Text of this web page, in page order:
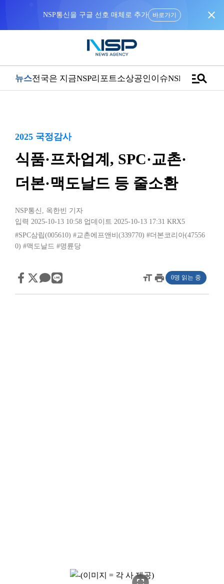
NSP통신을 구글 선호 매체로 추가 바로가기 close
뉴스전국은 지금NSP리포트소상공인이슈NSPTVmanage_search
2025 국정감사
식품·프차업계, SPC·교촌·
더본·맥도날드 등 줄소환
NSP통신 , 옥한빈 기자
입력 2025-10-13 10:58 업데이트 2025-10-13 17:31 KRX5
#SPC삼립(005610) #교촌에프앤비(339770) #더본코리아(47556
0) #맥도날드 #명륜당
format_sizeprint 0명 읽는 중